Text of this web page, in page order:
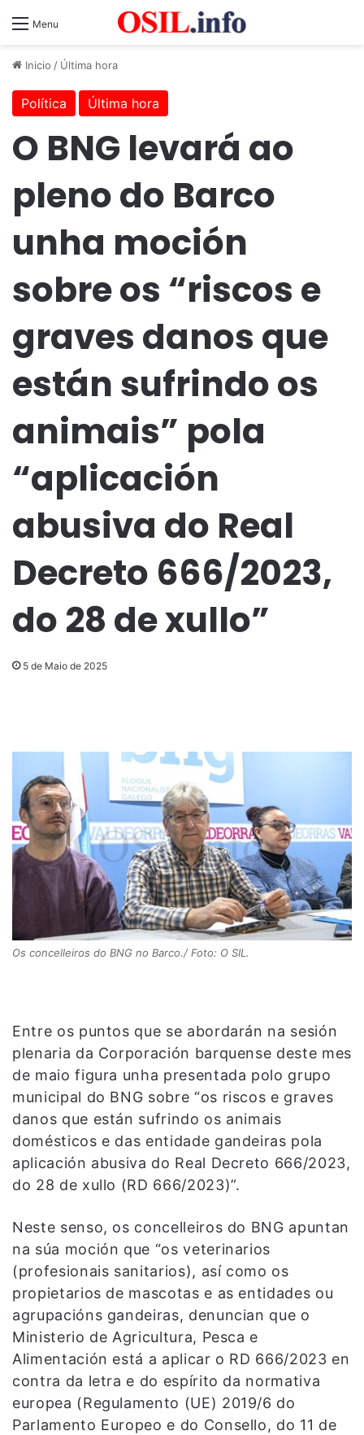
Menu
Inicio / Última hora
Política Última hora
O BNG levará ao
pleno do Barco
unha moción
sobre os “riscos e
graves danos que
están sufrindo os
animais” pola
“aplicación
abusiva do Real
Decreto 666/2023,
do 28 de xullo”
5 de Maio de 2025
Os concelleiros do BNG no Barco./ Foto: O SIL.
Entre os puntos que se abordarán na sesión
plenaria da Corporación barquense deste mes
de maio figura unha presentada polo grupo
municipal do BNG sobre “os riscos e graves
danos que están sufrindo os animais
domésticos e das entidade gandeiras pola
aplicación abusiva do Real Decreto 666/2023,
do 28 de xullo (RD 666/2023)”.
Neste senso, os concelleiros do BNG apuntan
na súa moción que “os veterinarios
(profesionais sanitarios), así como os
propietarios de mascotas e as entidades ou
agrupacións gandeiras, denuncian que o
Ministerio de Agricultura, Pesca e
Alimentación está a aplicar o RD 666/2023 en
contra da letra e do espírito da normativa
europea (Regulamento (UE) 2019/6 do
Parlamento Europeo e do Consello, do 11 de